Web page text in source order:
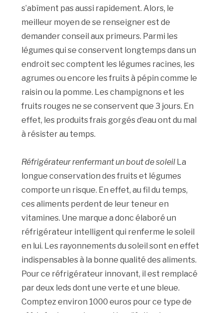
s’abîment pas aussi rapidement. Alors, le
meilleur moyen de se renseigner est de
demander conseil aux primeurs. Parmi les
légumes qui se conservent longtemps dans un
endroit sec comptent les légumes racines, les
agrumes ou encore les fruits à pépin comme le
raisin ou la pomme. Les champignons et les
fruits rouges ne se conservent que 3 jours. En
effet, les produits frais gorgés d’eau ont du mal
à résister au temps.
Réfrigérateur renfermant un bout de soleil La
longue conservation des fruits et légumes
comporte un risque. En effet, au fil du temps,
ces aliments perdent de leur teneur en
vitamines. Une marque a donc élaboré un
réfrigérateur intelligent qui renferme le soleil
en lui. Les rayonnements du soleil sont en effet
indispensables à la bonne qualité des aliments.
Pour ce réfrigérateur innovant, il est remplacé
par deux leds dont une verte et une bleue.
Comptez environ 1000 euros pour ce type de